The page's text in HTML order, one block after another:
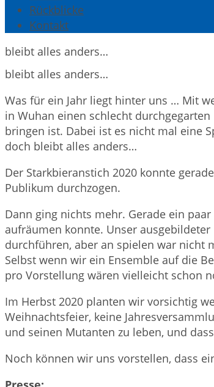
Rückblicke
Kontakt
bleibt alles anders…
bleibt alles anders…
Was für ein Jahr liegt hinter uns … Mit
in Wuhan einen schlecht
bringen ist. Dabei ist es nicht mal eine
doch bleibt alles anders…
Der Starkbieranstich 2020 konnte
Publikum durchzogen.
Dann ging nichts mehr. Gerade ein
aufräumen konnte. Unser
durchführen, aber an spielen war nicht
Selbst wenn wir ein Ensemble auf die
pro Vorstellung wären vielleicht schon
Im Herbst 2020 planten wir vorsichtig
Weihnachtsfeier, keine
und seinen Mutanten zu leben, und
Noch können wir uns vorstellen, dass